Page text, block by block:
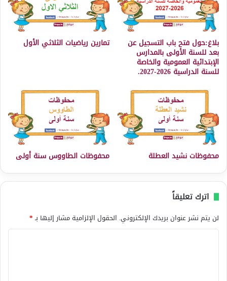
بلاغ:حول فتح باب التسجيل عن
بعد للسنة الأولى بالمدارس
الإبتدائية العمومية والخاصة
للسنة الدراسية 2026-2027.
تمارين رياضيات الثلاثي الأول
محفوظات نشيد العطلة محفوظات الطاووس سنة أولى
اترك تعليقاً
لن يتم نشر عنوان بريدك الإلكتروني. الحقول الإلزامية مشار إليها بـ*